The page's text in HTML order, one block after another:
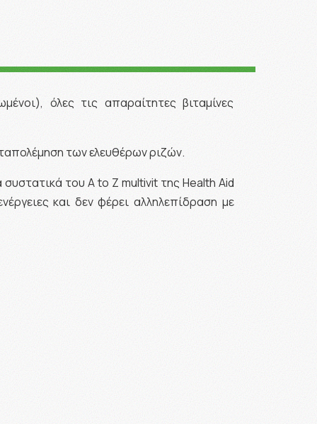
όλες τις απαραίτητες βιταμίνες
των ελευθέρων ριζών.
του Α to Z multivit της Health Aid
και δεν φέρει αλληλεπίδραση με